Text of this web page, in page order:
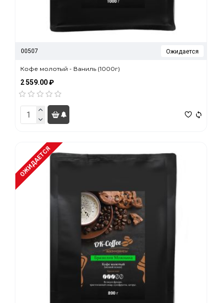
00507 Ожидается
Кофе молотый - Ваниль (1000г)
2 559.00 ₽
ОЖИДАЕТСЯ